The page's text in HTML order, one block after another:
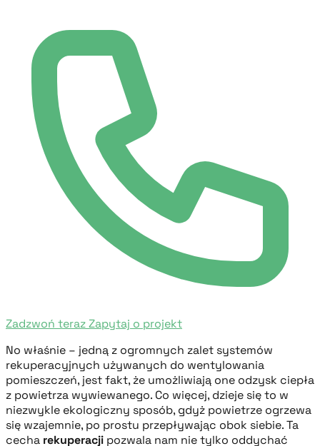
Zadzwoń terazZapytaj o projekt
No właśnie – jedną z ogromnych zalet systemów
rekuperacyjnych używanych do wentylowania
pomieszczeń, jest fakt, że umożliwiają one odzysk ciepła
z powietrza wywiewanego. Co więcej, dzieje się to w
niezwykle ekologiczny sposób, gdyż powietrze ogrzewa
się wzajemnie, po prostu przepływając obok siebie. Ta
cecha rekuperacji pozwala nam nie tylko oddychać